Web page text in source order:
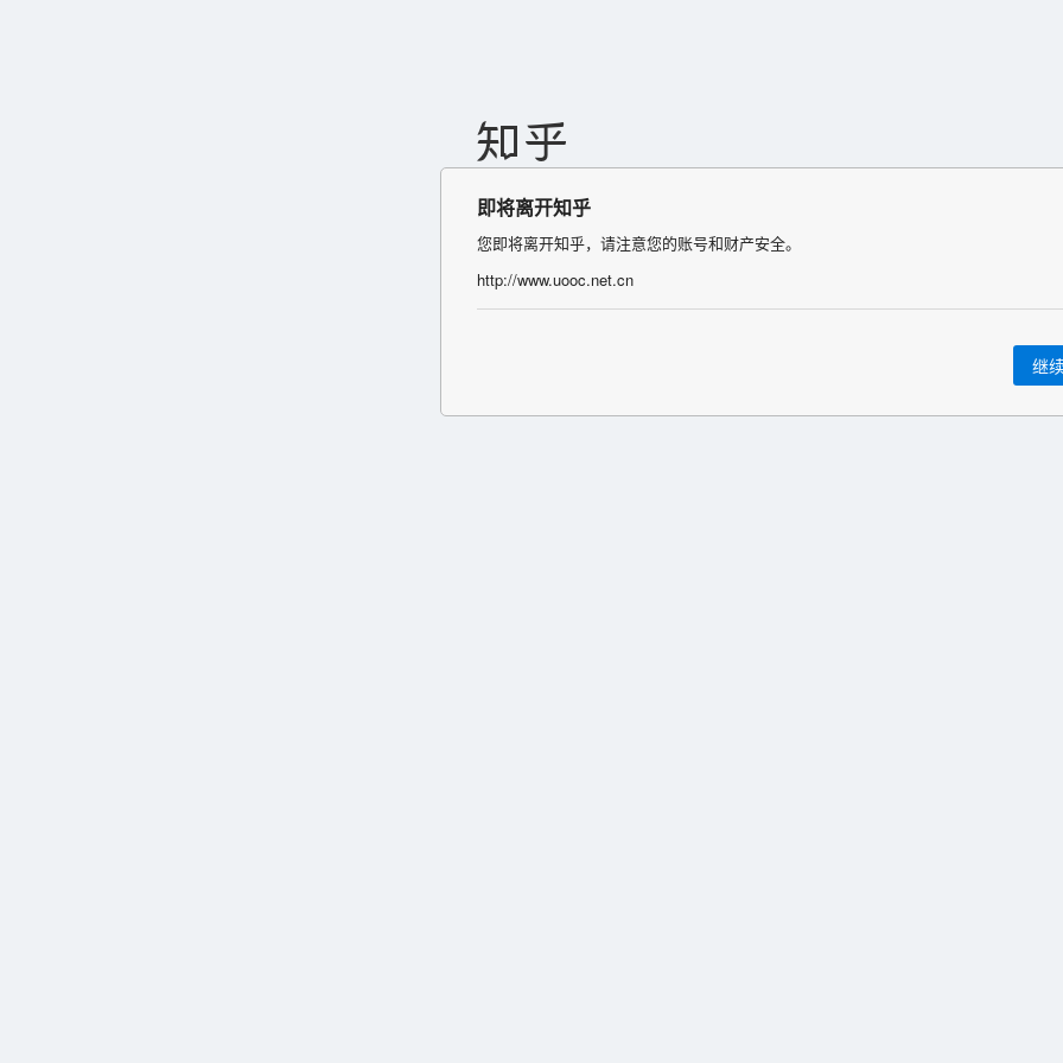
即将离开知乎
您即将离开知乎，请注意您的账号和财产安全。
http://www.uooc.net.cn
继